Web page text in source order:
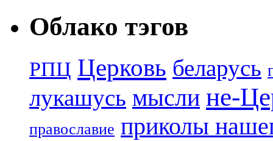
Облако тэгов
РПЦ Церковь беларусь
лукашусь мысли не-
православие приколы